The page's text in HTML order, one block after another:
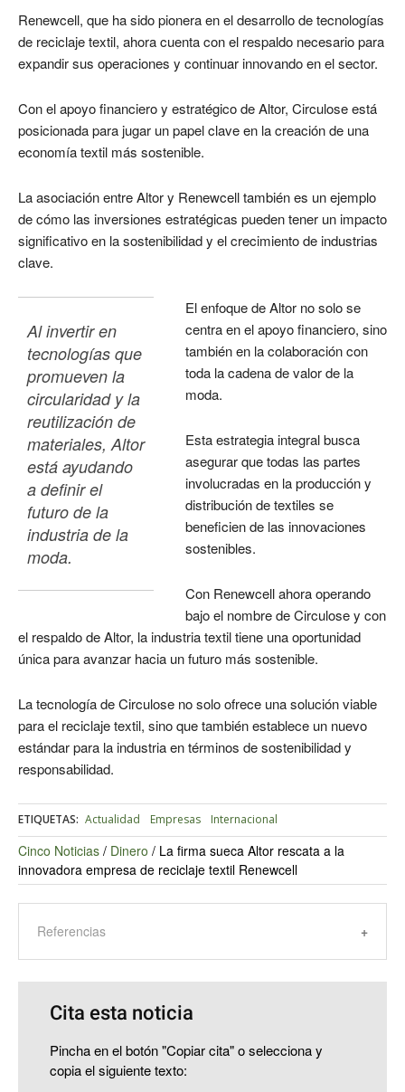
Renewcell, que ha sido pionera en el desarrollo de tecnologías
de reciclaje textil, ahora cuenta con el respaldo necesario para
expandir sus operaciones y continuar innovando en el sector.
Con el apoyo financiero y estratégico de Altor, Circulose está
posicionada para jugar un papel clave en la creación de una
economía textil más sostenible.
La asociación entre Altor y Renewcell también es un ejemplo
de cómo las inversiones estratégicas pueden tener un impacto
significativo en la sostenibilidad y el crecimiento de industrias
clave.
Al invertir en
tecnologías que
promueven la
circularidad y la
reutilización de
materiales, Altor
está ayudando
a definir el
futuro de la
industria de la
moda.
El enfoque de Altor no solo se
centra en el apoyo financiero, sino
también en la colaboración con
toda la cadena de valor de la
moda.
Esta estrategia integral busca
asegurar que todas las partes
involucradas en la producción y
distribución de textiles se
beneficien de las innovaciones
sostenibles.
Con Renewcell ahora operando
bajo el nombre de Circulose y con
el respaldo de Altor, la industria textil tiene una oportunidad
única para avanzar hacia un futuro más sostenible.
La tecnología de Circulose no solo ofrece una solución viable
para el reciclaje textil, sino que también establece un nuevo
estándar para la industria en términos de sostenibilidad y
responsabilidad.
ETIQUETAS: Actualidad Empresas Internacional
Cinco Noticias / Dinero / La firma sueca Altor rescata a la
innovadora empresa de reciclaje textil Renewcell
Referencias
Cita esta noticia
Pincha en el botón "Copiar cita" o selecciona y
copia el siguiente texto: